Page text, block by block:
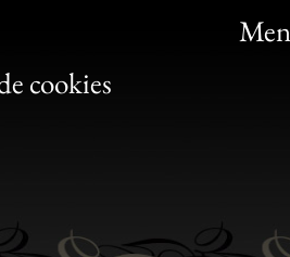
cookies
Bon